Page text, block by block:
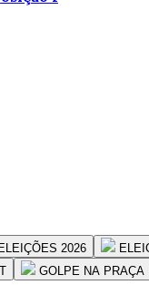
ELEIÇÕES 2026
GOLPE NA PRAÇA